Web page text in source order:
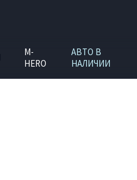
M-
HERO
АВТО В
НАЛИЧИИ